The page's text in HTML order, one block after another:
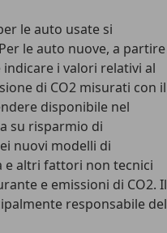
le auto usate si
le auto nuove, a partire
i valori relativi al
di CO2 misurati con il
disponibile nel
su risparmio di
nuovi modelli di
e altri fattori non tecnici
e emissioni di CO2. Il
responsabile del